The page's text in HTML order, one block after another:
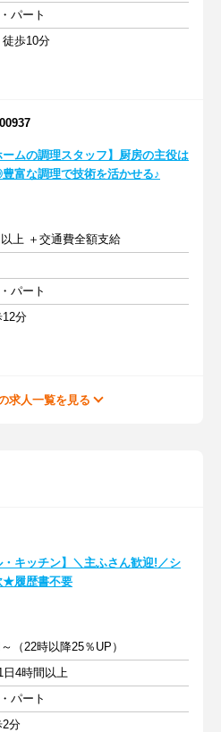
パート
歩10分
ームの調理スタッフ】厨房の主役は
富な調理で技術を活かせる♪
上 ＋交通費全額支給
パート
分
求人一覧を見る
・キッチン】＼主ふさん歓迎!／シ
★履歴書不要
（22時以降25％UP）
日4時間以上
パート
2分